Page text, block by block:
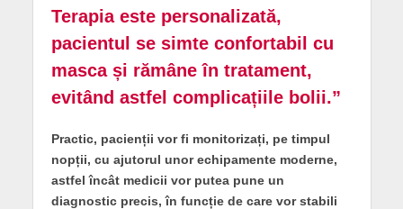
Terapia este personalizată,
pacientul se simte confortabil cu
masca și rămâne în tratament,
evitând astfel complicațiile bolii.”
Practic, pacienții vor fi monitorizați, pe timpul
nopții, cu ajutorul unor echipamente moderne,
astfel încât medicii vor putea pune un
diagnostic precis, în funcție de care vor stabili